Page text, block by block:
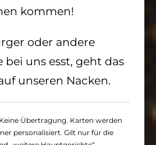
kommen!
oder andere
uns esst, geht das
unseren Nacken.
Übertragung. Karten werden
personalisiert. Gilt nur für die